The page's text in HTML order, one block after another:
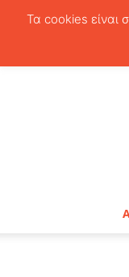
Τα cookies είναι